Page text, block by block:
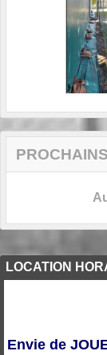
LOCATION
Envie de